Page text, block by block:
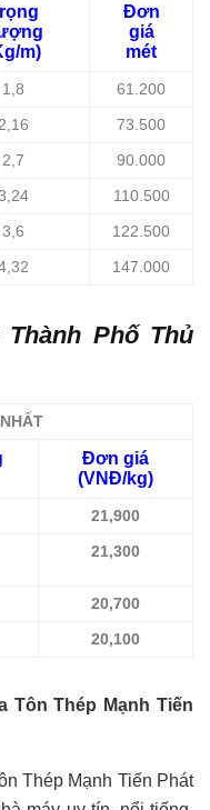
m)
Đơn
giá
mét
1,8 61.200
73.500
2,7 90.000
110.500
3,6 122.500
147.000
Phố Thủ
Đơn giá
(VNĐ/kg)
21,900
21,300
20,700
20,100
Tôn Thép Mạnh Tiến
Thép Mạnh Tiến Phát